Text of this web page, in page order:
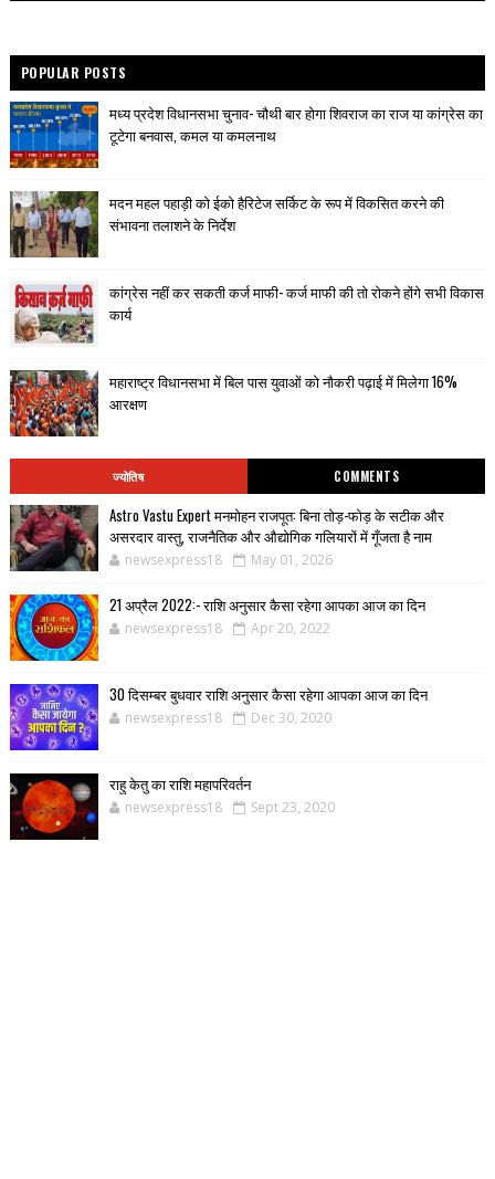
POPULAR POSTS
मध्य प्रदेश विधानसभा चुनाव- चौथी बार होगा शिवराज का राज या कांग्रेस का
टूटेगा बनवास, कमल या कमलनाथ
मदन महल पहाड़ी को ईको हैरिटेज सर्किट के रूप में विकसित करने की
संभावना तलाशने के निर्देश
कांग्रेस नहीं कर सकती कर्ज माफी- कर्ज माफी की तो रोकने होंगे सभी विकास
कार्य
महाराष्ट्र विधानसभा में बिल पास युवाओं को नौकरी पढ़ाई में मिलेगा 16%
आरक्षण
ज्योतिष COMMENTS
Astro Vastu Expert मनमोहन राजपूत: बिना तोड़-फोड़ के सटीक और
असरदार वास्तु, राजनैतिक और औद्योगिक गलियारों में गूँजता है नाम
newsexpress18 May 01, 2026
21 अप्रैल 2022:- राशि अनुसार कैसा रहेगा आपका आज का दिन
newsexpress18 Apr 20, 2022
30 दिसम्बर बुधवार राशि अनुसार कैसा रहेगा आपका आज का दिन
newsexpress18 Dec 30, 2020
राहु केतु का राशि महापरिवर्तन
newsexpress18 Sept 23, 2020